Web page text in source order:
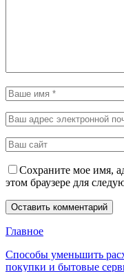
Сохраните мое имя,
этом браузере для
Главное
Способы уменьшить
покупки и бытовые